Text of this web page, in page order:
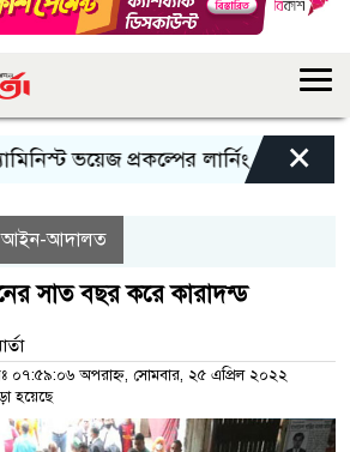
ভয়েজ প্রকল্পের লার্নিং শেয়ারিং×
আইন-আদালত
সাত বছর করে কারাদন্ড
০৭:৫৯:০৬ অপরাহ্ন, সোমবার, ২৫ এপ্রিল ২০২২
হয়েছে